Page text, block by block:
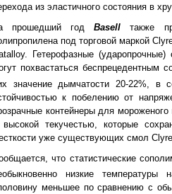
из эластичного состояния в
прошедший годBasell также
под торговой маркой
Гетерофазные
похвастаться беспрецедентным
значение дымчатости 20-22%, в
к побелению от
контейнеры для
текучестью, которые
уже существующих смол
что статистические
низкие температуры
меньшее по сравнению с